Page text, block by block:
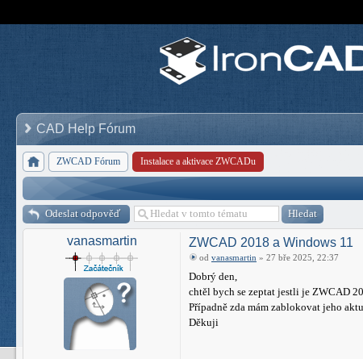
CAD Help Fórum
ZWCAD Fórum Instalace a aktivace ZWCADu
Odeslat odpověď
vanasmartin ZWCAD 2018 a Windows 11
od vanasmartin » 27 bře 2025, 22:37
Dobrý den,
chtěl bych se zeptat jestli je ZWCAD
Případně zda mám zablokovat jeho
Děkuji